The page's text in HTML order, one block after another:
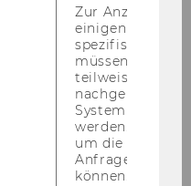
Zur Anzeige von
einigen WU-
spezifischen
müssen
teilweise von
nachgelagerten
System
werden.
um die Antwort
Anfrage
können.